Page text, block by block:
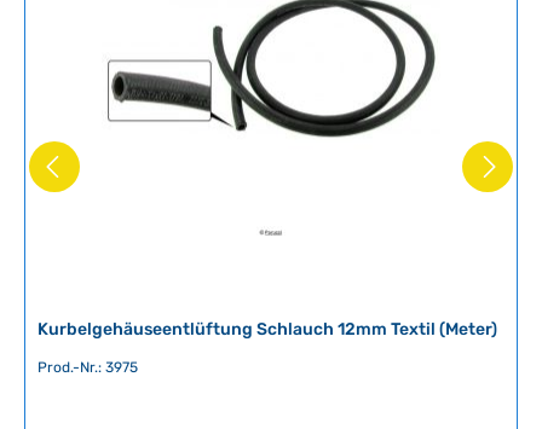
Kurbelgehäuseentlüftung Schlauch 12mm Textil (Meter)
Prod.-Nr.: 3975